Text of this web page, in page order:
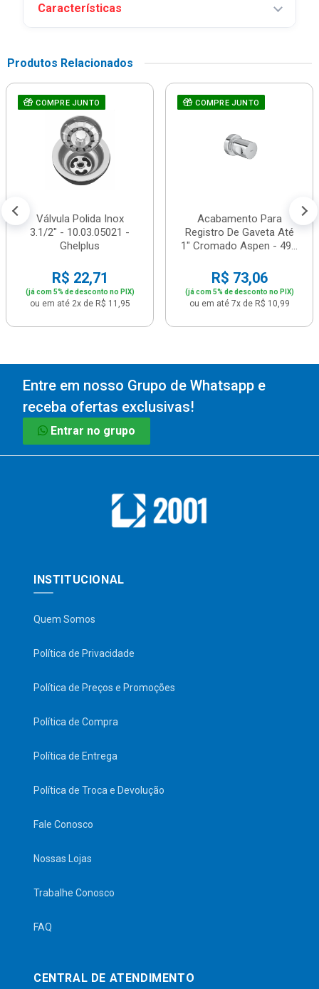
Características
Produtos Relacionados
COMPRE JUNTO
Válvula Polida Inox
3.1/2" - 10.03.05021 -
Ghelplus
R$ 22,71
(já com 5% de desconto no PIX)
ou em até 2x de R$ 11,95
COMPRE JUNTO
Acabamento Para
Registro De Gaveta Até
1" Cromado Aspen - 49...
R$ 73,06
(já com 5% de desconto no PIX)
ou em até 7x de R$ 10,99
Entre em nosso Grupo de Whatsapp e
receba ofertas exclusivas!
Entrar no grupo
INSTITUCIONAL
Quem Somos
Política de Privacidade
Política de Preços e Promoções
Política de Compra
Política de Entrega
Política de Troca e Devolução
Fale Conosco
Nossas Lojas
Trabalhe Conosco
FAQ
CENTRAL DE ATENDIMENTO